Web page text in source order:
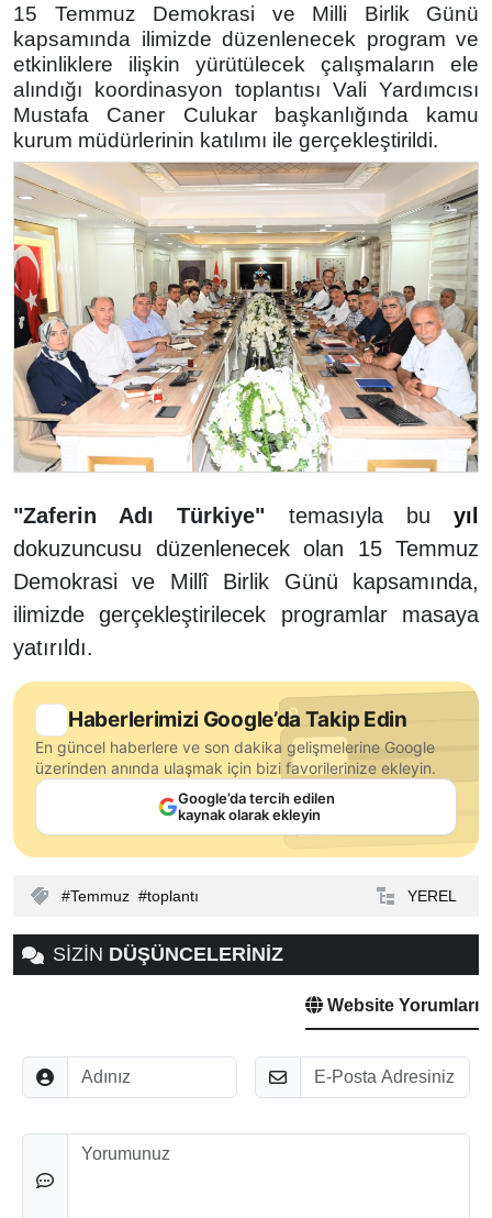
15 Temmuz Demokrasi ve Milli Birlik Günü
kapsamında ilimizde düzenlenecek program ve
etkinliklere ilişkin yürütülecek çalışmaların ele
alındığı koordinasyon toplantısı Vali Yardımcısı
Mustafa Caner Culukar başkanlığında kamu
kurum müdürlerinin katılımı ile gerçekleştirildi.
"Zaferin Adı Türkiye" temasıyla buyıl
dokuzuncusu düzenlenecek olan 15 Temmuz
Demokrasi ve Millî Birlik Günü kapsamında,
ilimizde gerçekleştirilecek programlar masaya
yatırıldı.
Haberlerimizi Google’da Takip Edin
En güncel haberlere ve son dakika gelişmelerine Google
üzerinden anında ulaşmak için bizi favorilerinize ekleyin.
Google’da tercih edilen
kaynak olarak ekleyin
Temmuz toplantı YEREL
SİZİN DÜŞÜNCELERİNİZ
Website Yorumları
Adınız E-Posta
Düşünceleriniz